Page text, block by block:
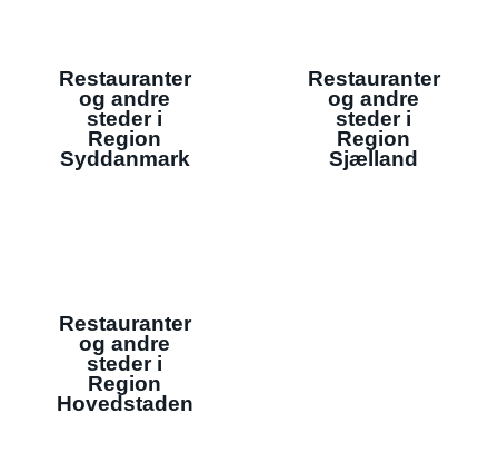
Restauranter
og andre
steder i
Region
Syddanmark
Restauranter
og andre
steder i
Region
Sjælland
Restauranter
og andre
steder i
Region
Hovedstaden